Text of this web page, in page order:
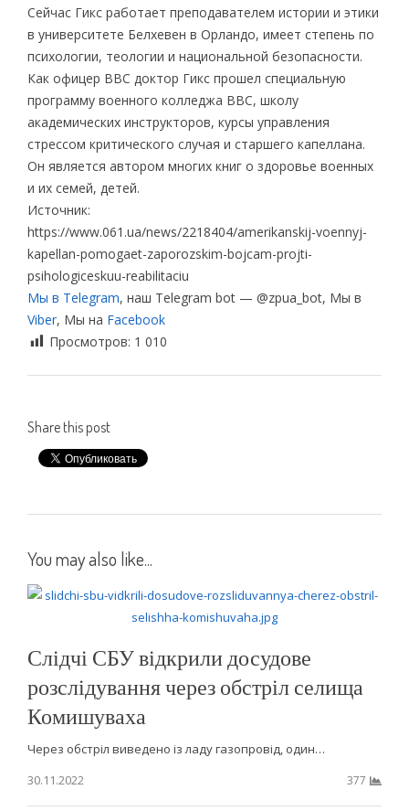
Сейчас Гикс работает преподавателем истории и этики
в университете Белхевен в Орландо, имеет степень по
психологии, теологии и национальной безопасности.
Как офицер ВВС доктор Гикс прошел специальную
программу военного колледжа ВВС, школу
академических инструкторов, курсы управления
стрессом критического случая и старшего капеллана.
Он является автором многих книг о здоровье военных
и их семей, детей.
Источник:
https://www.061.ua/news/2218404/amerikanskij-voennyj-
kapellan-pomogaet-zaporozskim-bojcam-projti-
psihologiceskuu-reabilitaciu
Мы в Telegram, наш Telegram bot — @zpua_bot, Мы в
Viber, Мы на Facebook
Просмотров: 1 010
Share this post
You may also like...
Слідчі СБУ відкрили досудове
розслідування через обстріл селища
Комишуваха
Через обстріл виведено із ладу газопровід, один…
30.11.2022
377